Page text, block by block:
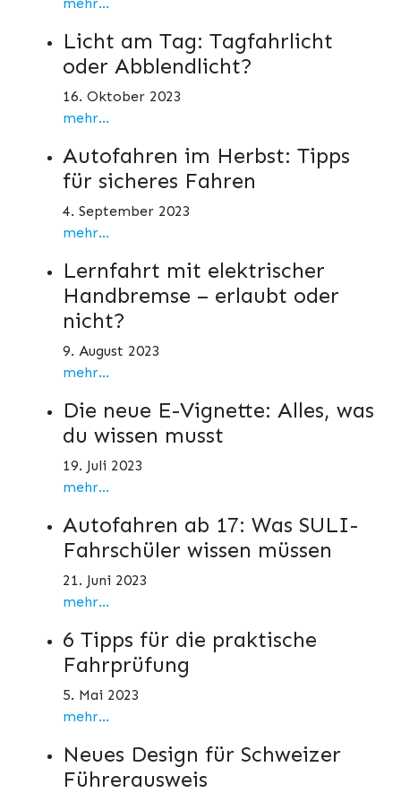
Licht am Tag: Tagfahrlicht
oder Abblendlicht?
16. Oktober 2023
mehr...
Autofahren im Herbst: Tipps
für sicheres Fahren
4. September 2023
mehr...
Lernfahrt mit elektrischer
Handbremse – erlaubt oder
nicht?
9. August 2023
mehr...
Die neue E-Vignette: Alles, was
du wissen musst
19. Juli 2023
mehr...
Autofahren ab 17: Was SULI-
Fahrschüler wissen müssen
21. Juni 2023
mehr...
6 Tipps für die praktische
Fahrprüfung
5. Mai 2023
mehr...
Neues Design für Schweizer
Führerausweis